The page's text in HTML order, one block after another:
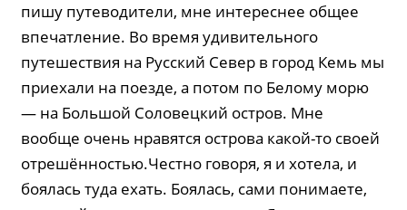
пишу путеводители, мне интереснее общее
впечатление. Во время удивительного
путешествия на Русский Север в город Кемь мы
приехали на поезде, а потом по Белому морю
— на Большой Соловецкий остров. Мне
вообще очень нравятся острова какой-то своей
отрешённостью.Честно говоря, я и хотела, и
боялась туда ехать. Боялась, сами понимаете,